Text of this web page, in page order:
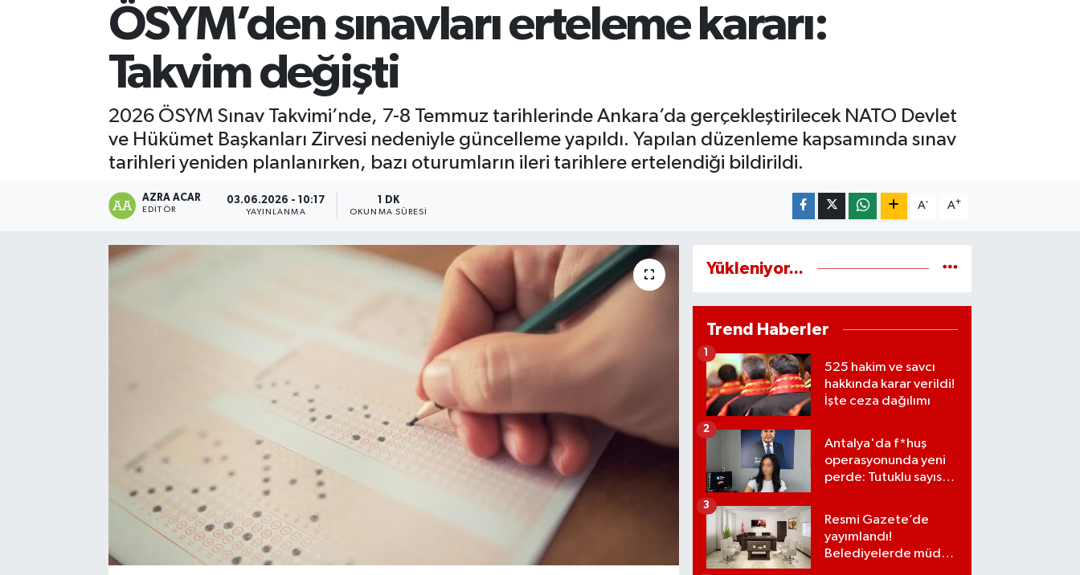
ÖSYM’den sınavları erteleme kararı:
Takvim değişti
2026 ÖSYM Sınav Takvimi’nde, 7-8 Temmuz tarihlerinde Ankara’da gerçekleştirilecek NATO Devlet
ve Hükümet Başkanları Zirvesi nedeniyle güncelleme yapıldı. Yapılan düzenleme kapsamında sınav
tarihleri yeniden planlanırken, bazı oturumların ileri tarihlere ertelendiği bildirildi.
AZRA ACAR
EDITÖR
03.06.2026 - 10:17
YAYINLANMA
1 DK
OKUNMA SÜRESI
A- A+
Yükleniyor...
Trend Haberler
525 hakim ve savcı
hakkında karar verildi!
İşte ceza dağılımı
1
Antalya'da f*huş
operasyonunda yeni
perde: Tutuklu sayısı
2
Resmi Gazete’de
yayımlandı!
Belediyelerde müdür
3
Kültür-Sanat
Özel haberler